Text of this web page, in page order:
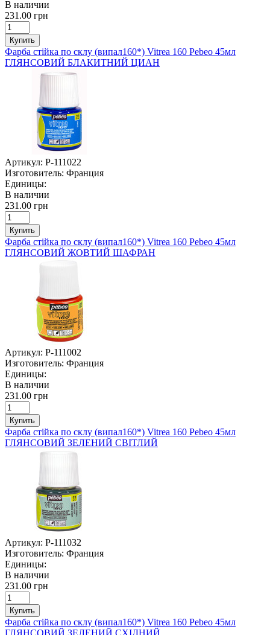
В наличии
231.00 грн
Купить
Фарба стійка по склу (випал160*) Vitrea 160 Pebeo 45мл
ГЛЯНСОВИЙ БЛАКИТНИЙ ЦИАН
Артикул: P-111022
Изготовитель: Франция
Единицы:
В наличии
231.00 грн
Купить
Фарба стійка по склу (випал160*) Vitrea 160 Pebeo 45мл
ГЛЯНСОВИЙ ЖОВТИЙ ШАФРАН
Артикул: P-111002
Изготовитель: Франция
Единицы:
В наличии
231.00 грн
Купить
Фарба стійка по склу (випал160*) Vitrea 160 Pebeo 45мл
ГЛЯНСОВИЙ ЗЕЛЕНИЙ СВІТЛИЙ
Артикул: P-111032
Изготовитель: Франция
Единицы:
В наличии
231.00 грн
Купить
Фарба стійка по склу (випал160*) Vitrea 160 Pebeo 45мл
ГЛЯНСОВИЙ ЗЕЛЕНИЙ СХІДНИЙ